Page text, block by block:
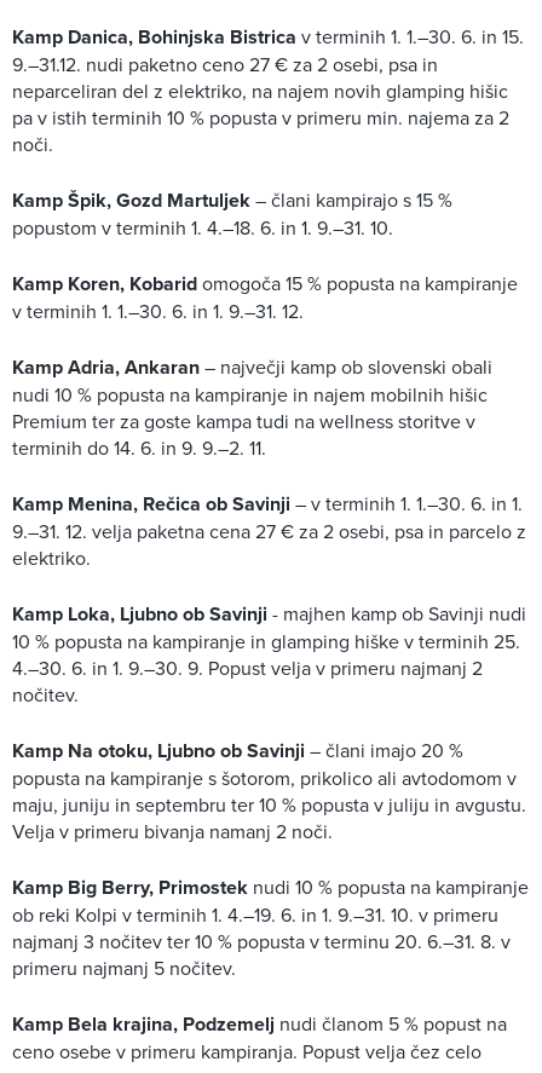
Kamp Danica, Bohinjska Bistrica v terminih 1. 1.–30. 6. in 15.
9.–31.12. nudi paketno ceno 27 € za 2 osebi, psa in
neparceliran del z elektriko, na najem novih glamping hišic
pa v istih terminih 10 % popusta v primeru min. najema za 2
noči.
Kamp Špik, Gozd Martuljek– člani kampirajo s 15 %
popustom v terminih 1. 4.–18. 6. in 1. 9.–31. 10.
Kamp Koren, Kobaridomogoča 15 % popusta na kampiranje
v terminih 1. 1.–30. 6. in 1. 9.–31. 12.
Kamp Adria, Ankaran– največji kamp ob slovenski obali
nudi 10 % popusta na kampiranje in najem mobilnih hišic
Premium ter za goste kampa tudi na wellness storitve v
terminih do 14. 6. in 9. 9.–2. 11.
Kamp Menina, Rečica ob Savinji – v terminih 1. 1.–30. 6. in 1.
9.–31. 12. velja paketna cena 27 € za 2 osebi, psa in parcelo z
elektriko.
Kamp Loka, Ljubno ob Savinji - majhen kamp ob Savinji nudi
10 % popusta na kampiranje in glamping hiške v terminih 25.
4.–30. 6. in 1. 9.–30. 9. Popust velja v primeru najmanj 2
nočitev.
Kamp Na otoku, Ljubno ob Savinji – člani imajo 20 %
popusta na kampiranje s šotorom, prikolico ali avtodomom v
maju, juniju in septembru ter 10 % popusta v juliju in avgustu.
Velja v primeru bivanja namanj 2 noči.
Kamp Big Berry, Primostek nudi 10 % popusta na kampiranje
ob reki Kolpi v terminih 1. 4.–19. 6. in 1. 9.–31. 10. v primeru
najmanj 3 nočitev ter 10 % popusta v terminu 20. 6.–31. 8. v
primeru najmanj 5 nočitev.
Kamp Bela krajina, Podzemelj nudi članom 5 % popust na
ceno osebe v primeru kampiranja. Popust velja čez celo